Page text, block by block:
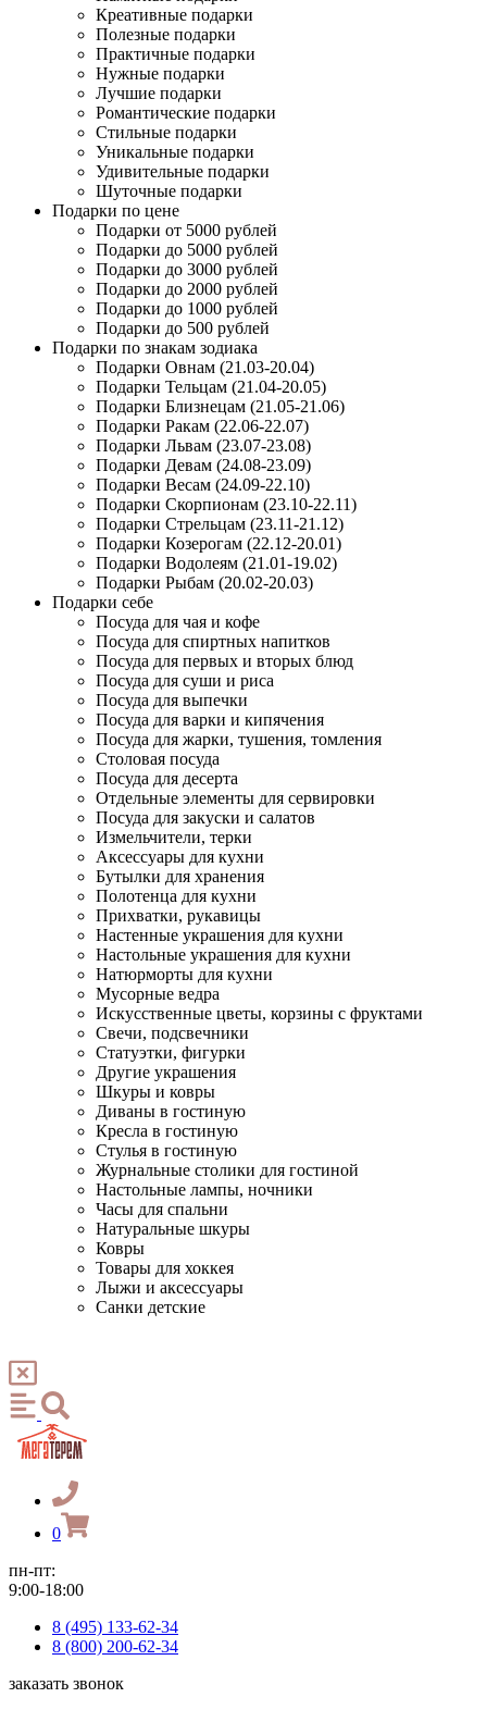
Креативные подарки
Полезные подарки
Практичные подарки
Нужные подарки
Лучшие подарки
Романтические подарки
Стильные подарки
Уникальные подарки
Удивительные подарки
Шуточные подарки
Подарки по цене
Подарки от 5000 рублей
Подарки до 5000 рублей
Подарки до 3000 рублей
Подарки до 2000 рублей
Подарки до 1000 рублей
Подарки до 500 рублей
Подарки по знакам зодиака
Подарки Овнам (21.03-20.04)
Подарки Тельцам (21.04-20.05)
Подарки Близнецам (21.05-21.06)
Подарки Ракам (22.06-22.07)
Подарки Львам (23.07-23.08)
Подарки Девам (24.08-23.09)
Подарки Весам (24.09-22.10)
Подарки Скорпионам (23.10-22.11)
Подарки Стрельцам (23.11-21.12)
Подарки Козерогам (22.12-20.01)
Подарки Водолеям (21.01-19.02)
Подарки Рыбам (20.02-20.03)
Подарки себе
Посуда для чая и кофе
Посуда для спиртных напитков
Посуда для первых и вторых блюд
Посуда для суши и риса
Посуда для выпечки
Посуда для варки и кипячения
Посуда для жарки, тушения, томления
Столовая посуда
Посуда для десерта
Отдельные элементы для сервировки
Посуда для закуски и салатов
Измельчители, терки
Аксессуары для кухни
Бутылки для хранения
Полотенца для кухни
Прихватки, рукавицы
Настенные украшения для кухни
Настольные украшения для кухни
Натюрморты для кухни
Мусорные ведра
Искусственные цветы, корзины с фруктами
Свечи, подсвечники
Статуэтки, фигурки
Другие украшения
Шкуры и ковры
Диваны в гостиную
Кресла в гостиную
Стулья в гостиную
Журнальные столики для гостиной
Настольные лампы, ночники
Часы для спальни
Натуральные шкуры
Ковры
Товары для хоккея
Лыжи и аксессуары
Санки детские
0
пн-пт:
9:00-18:00
8 (495) 133-62-34
8 (800) 200-62-34
заказать звонок